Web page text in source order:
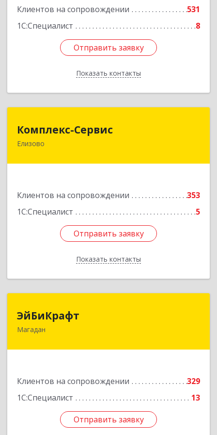
Клиентов на сопровождении
531
1С:Специалист
8
Отправить заявку
Показать контакты
Подробнее
Отправить заявку
Назад
Комплекс-Сервис
Елизово
Клиентов на сопровождении
353
1С:Специалист
5
Отправить заявку
Показать контакты
684000, Камчатский край, Елизовский р-н,
Отправить заявку
Назад
ЭйБиКрафт
Магадан
Клиентов на сопровождении
329
1С:Специалист
13
Отправить заявку
685000, Магаданская обл, Магадан г, Полярная
Отправить заявку